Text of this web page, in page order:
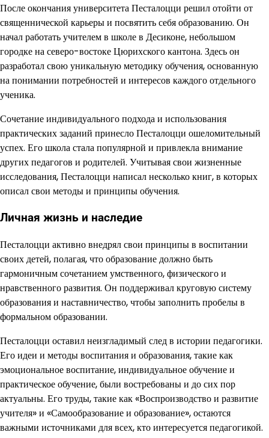
После окончания университета Песталоцци решил отойти от
священнической карьеры и посвятить себя образованию. Он
начал работать учителем в школе в Десиконе, небольшом
городке на северо-востоке Цюрихского кантона. Здесь он
разработал свою уникальную методику обучения, основанную
на понимании потребностей и интересов каждого отдельного
ученика.
Сочетание индивидуального подхода и использования
практических заданий принесло Песталоцци ошеломительный
успех. Его школа стала популярной и привлекла внимание
других педагогов и родителей. Учитывая свои жизненные
исследования, Песталоцци написал несколько книг, в которых
описал свои методы и принципы обучения.
Личная жизнь и наследие
Песталоцци активно внедрял свои принципы в воспитании
своих детей, полагая, что образование должно быть
гармоничным сочетанием умственного, физического и
нравственного развития. Он поддерживал круговую систему
образования и наставничество, чтобы заполнить пробелы в
формальном образовании.
Песталоцци оставил неизгладимый след в истории педагогики.
Его идеи и методы воспитания и образования, такие как
эмоциональное воспитание, индивидуальное обучение и
практическое обучение, были востребованы и до сих пор
актуальны. Его труды, такие как «Воспроизводство и развитие
учителя» и «Самообразование и образование», остаются
важными источниками для всех, кто интересуется педагогикой.